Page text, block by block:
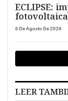
ECLIPSE:
fotovoltaica
6 De Agosto De 2026
LEER